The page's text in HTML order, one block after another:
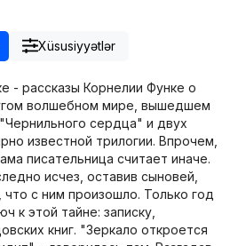
Xüsusiyyətlər
- рассказы Корнелии Функе о
волшебном мире, вышедшем
сердца" и двух
известной трилогии. Впрочем,
писательница считает иначе.
исчез, оставив сыновей,
с ним произошло. Только год
к этой тайне: записку,
книг. "Зеркало откроется